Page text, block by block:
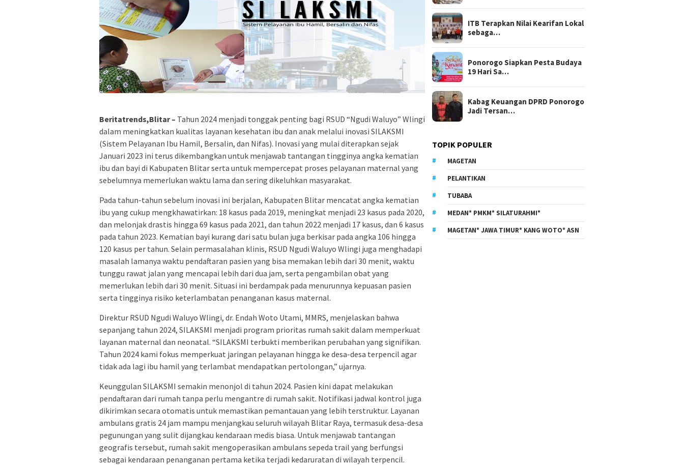
Beritatrends,Blitar – Tahun 2024 menjadi tonggak penting bagi RSUD “Ngudi Waluyo” Wlingi
dalam meningkatkan kualitas layanan kesehatan ibu dan anak melalui inovasi SILAKSMI
(Sistem Pelayanan Ibu Hamil, Bersalin, dan Nifas). Inovasi yang mulai diterapkan sejak
Januari 2023 ini terus dikembangkan untuk menjawab tantangan tingginya angka kematian
ibu dan bayi di Kabupaten Blitar serta untuk mempercepat proses pelayanan maternal yang
sebelumnya memerlukan waktu lama dan sering dikeluhkan masyarakat.
Pada tahun-tahun sebelum inovasi ini berjalan, Kabupaten Blitar mencatat angka kematian
ibu yang cukup mengkhawatirkan: 18 kasus pada 2019, meningkat menjadi 23 kasus pada 2020,
dan melonjak drastis hingga 69 kasus pada 2021, dan tahun 2022 menjadi 17 kasus, dan 6 kasus
pada tahun 2023. Kematian bayi kurang dari satu bulan juga berkisar pada angka 106 hingga
120 kasus per tahun. Selain permasalahan klinis, RSUD Ngudi Waluyo Wlingi juga menghadapi
masalah lamanya waktu pendaftaran pasien yang bisa memakan lebih dari 30 menit, waktu
tunggu rawat jalan yang mencapai lebih dari dua jam, serta pengambilan obat yang
memerlukan lebih dari 30 menit. Situasi ini berdampak pada menurunnya kepuasan pasien
serta tingginya risiko keterlambatan penanganan kasus maternal.
Direktur RSUD Ngudi Waluyo Wlingi, dr. Endah Woto Utami, MMRS, menjelaskan bahwa
sepanjang tahun 2024, SILAKSMI menjadi program prioritas rumah sakit dalam memperkuat
layanan maternal dan neonatal. “SILAKSMI terbukti memberikan perubahan yang signifikan.
Tahun 2024 kami fokus memperkuat jaringan pelayanan hingga ke desa-desa terpencil agar
tidak ada lagi ibu hamil yang terlambat mendapatkan pertolongan,” ujarnya.
Keunggulan SILAKSMI semakin menonjol di tahun 2024. Pasien kini dapat melakukan
pendaftaran dari rumah tanpa perlu mengantre di rumah sakit. Notifikasi jadwal kontrol juga
dikirimkan secara otomatis untuk memastikan pemantauan yang lebih terstruktur. Layanan
ambulans gratis 24 jam mampu menjangkau seluruh wilayah Blitar Raya, termasuk desa-desa
pegunungan yang sulit dijangkau kendaraan medis biasa. Untuk menjawab tantangan
geografis tersebut, rumah sakit mengoperasikan ambulans sepeda trail yang berfungsi
sebagai kendaraan penanganan pertama ketika terjadi kedaruratan di wilayah terpencil.
ITB Terapkan Nilai Kearifan Lokal
sebaga…
Ponorogo Siapkan Pesta Budaya
19 Hari Sa…
Kabag Keuangan DPRD Ponorogo
Jadi Tersan…
TOPIK POPULER
MAGETAN
PELANTIKAN
TUBABA
MEDAN* PMKM* SILATURAHMI*
MAGETAN* JAWA TIMUR* KANG WOTO* ASN